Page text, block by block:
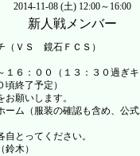
2014-11-08 (土) 12:00～16:00
新人戦メンバー
（ＶＳ 鏡石ＦＣＳ）
６：００（１３：３０過ぎキ
終了予定）
願いします。
ム（服装の確認も含め、公式
とってください。
木）